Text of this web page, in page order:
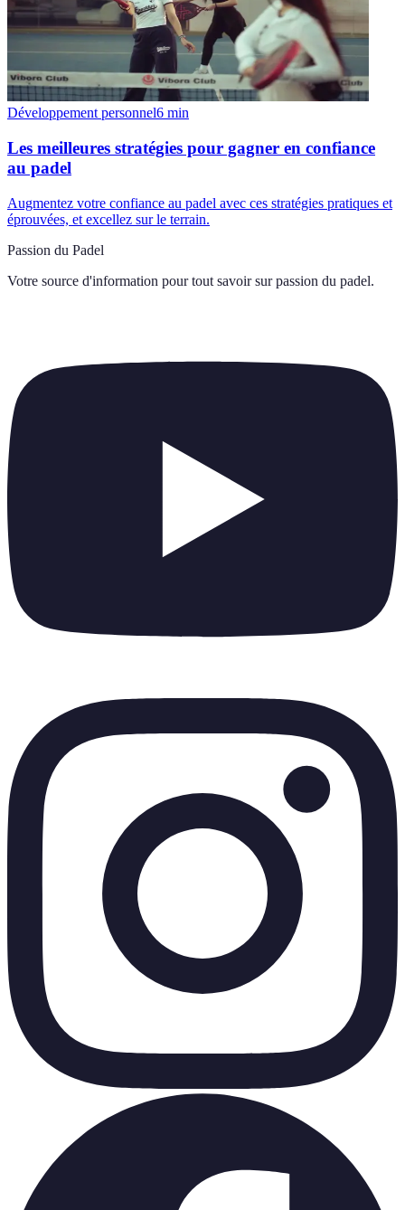
Développement personnel6 min
Les meilleures stratégies pour gagner en confiance
au padel
Augmentez votre confiance au padel avec ces stratégies pratiques et
éprouvées, et excellez sur le terrain.
Passion du Padel
Votre source d'information pour tout savoir sur passion du padel.